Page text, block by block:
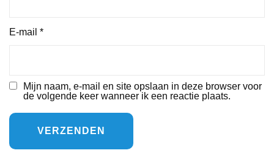
E-mail *
Mijn naam, e-mail en site opslaan in deze browser voor
de volgende keer wanneer ik een reactie plaats.